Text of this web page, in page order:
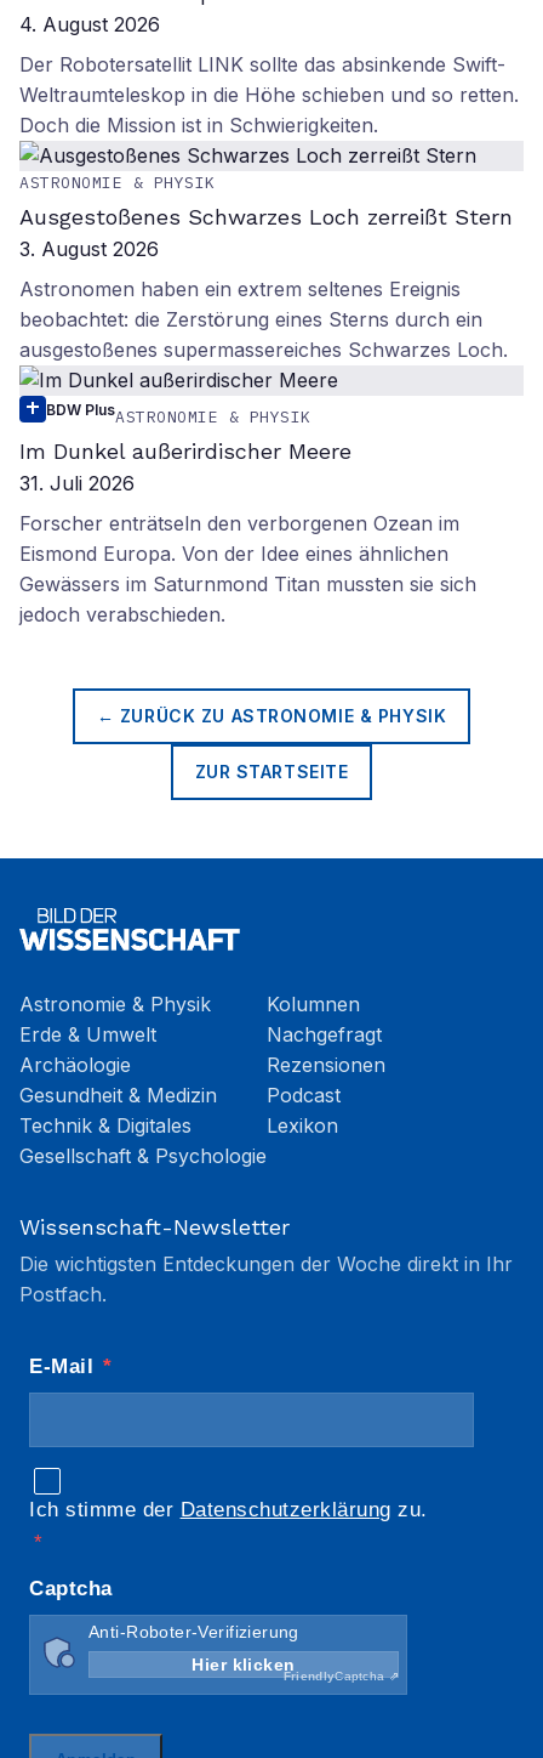
4. August 2026
Der Robotersatellit LINK sollte das absinkende Swift-
Weltraumteleskop in die Höhe schieben und so retten.
Doch die Mission ist in Schwierigkeiten.
ASTRONOMIE & PHYSIK
Ausgestoßenes Schwarzes Loch zerreißt Stern
3. August 2026
Astronomen haben ein extrem seltenes Ereignis
beobachtet: die Zerstörung eines Sterns durch ein
ausgestoßenes supermassereiches Schwarzes Loch.
BDW PlusASTRONOMIE & PHYSIK
Im Dunkel außerirdischer Meere
31. Juli 2026
Forscher enträtseln den verborgenen Ozean im
Eismond Europa. Von der Idee eines ähnlichen
Gewässers im Saturnmond Titan mussten sie sich
jedoch verabschieden.
← ZURÜCK ZU ASTRONOMIE & PHYSIK
ZUR STARTSEITE
Astronomie & Physik
Erde & Umwelt
Archäologie
Gesundheit & Medizin
Technik & Digitales
Gesellschaft & Psychologie
Kolumnen
Nachgefragt
Rezensionen
Podcast
Lexikon
Wissenschaft-Newsletter
Die wichtigsten Entdeckungen der Woche direkt in Ihr
Postfach.